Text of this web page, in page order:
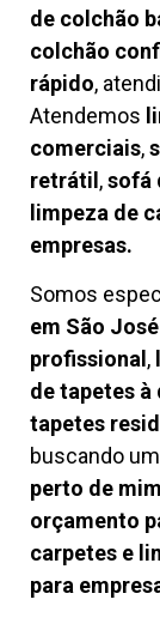
de colchão
colchão
rápido,
Atendemos
comerciais,
retrátil,sofá
limpeza de
empresas.
Somos
em São
profissional ,
de tapetes
tapetes
buscando
perto de mim
orçamento
carpetes e
para